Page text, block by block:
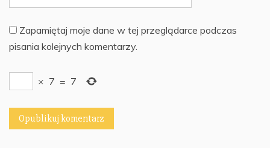
Zapamiętaj moje dane w tej przeglądarce podczas
pisania kolejnych komentarzy.
× 7 = 7